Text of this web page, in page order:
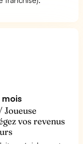
Joueuse
vos revenus